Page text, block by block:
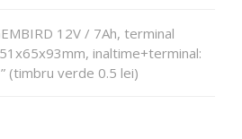
12V / 7Ah, terminal
inaltime+terminal:
(timbru verde 0.5 lei)